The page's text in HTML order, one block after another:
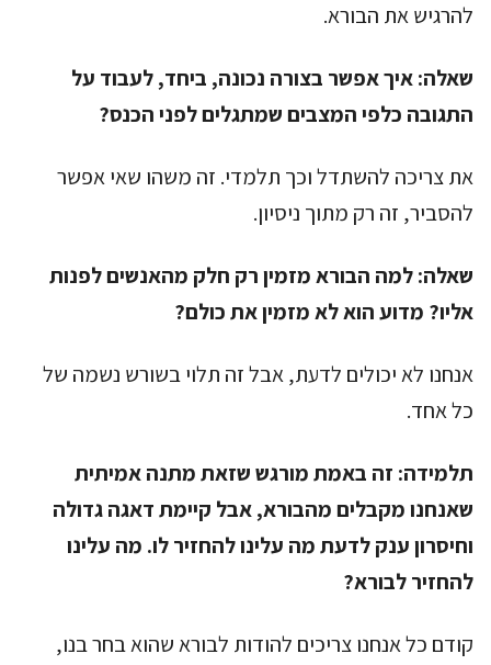
להרגיש את הבורא.
שאלה:איך אפשר בצורה נכונה, ביחד, לעבוד על
התגובה כלפי המצבים שמתגלים לפני הכנס?
את צריכה להשתדל וכך תלמדי. זה משהו שאי אפשר
להסביר, זה רק מתוך ניסיון.
שאלה:למה הבורא מזמין רק חלק מהאנשים לפנות
אליו? מדוע הוא לא מזמין את כולם?
אנחנו לא יכולים לדעת, אבל זה תלוי בשורש נשמה של
כל אחד.
תלמידה: זה באמת מורגש שזאת מתנה אמיתית
שאנחנו מקבלים מהבורא, אבל קיימת דאגה גדולה
וחיסרון ענק לדעת מה עלינו להחזיר לו. מה עלינו
להחזיר לבורא?
קודם כל אנחנו צריכים להודות לבורא שהוא בחר בנו,